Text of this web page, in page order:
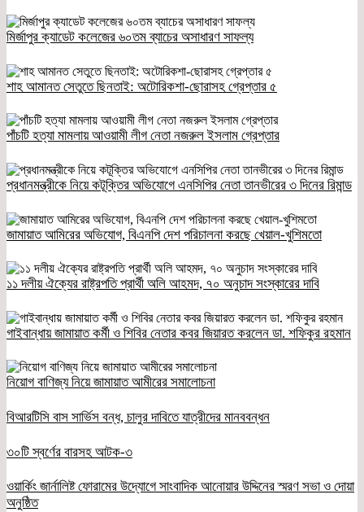
মির্জাপুর ক্যাডেট কলেজের ৬০তম ব্যাচের অসাধারণ সাফল্য
শাহ আমানত সেতুতে ছিনতাই: অটোরিকশা-ছোরাসহ গ্রেপ্তার ৫
পাঁচটি হত্যা মামলায় আওয়ামী লীগ নেতা নজরুল ইসলাম গ্রেপ্তার
প্রধানমন্ত্রীকে নিয়ে কটূক্তির অভিযোগে এনসিপির নেতা তানভীরের ৩ দিনের রিমান্ড
জামায়াত আমিরের অভিযোগ, বিএনপি দেশ পরিচালনা করছে খেয়াল-খুশিমতো
১১ দলীয় ঐক্যের রাষ্ট্রপতি প্রার্থী অলি আহমদ, ৭০ অনুচাদ সংস্কারের দাবি
গাইবান্ধায় জামায়াত কর্মী ও শিবির নেতার কবর জিয়ারত করলেন ডা. শফিকুর রহমান
নিয়োগ বাণিজ্য নিয়ে জামায়াত আমীরের সমালোচনা
বিআরটিসি বাস সার্ভিস বন্ধ, চালুর দাবিতে যাত্রীদের মানববন্ধন
৩০টি স্বর্ণের বারসহ আটক-৩
ওয়ার্কিং জার্নালিষ্ট ফোরামের উদ্যোগে সাংবাদিক আনোয়ার উদ্দিনের স্মরণ সভা ও দোয়া
অনুষ্ঠিত